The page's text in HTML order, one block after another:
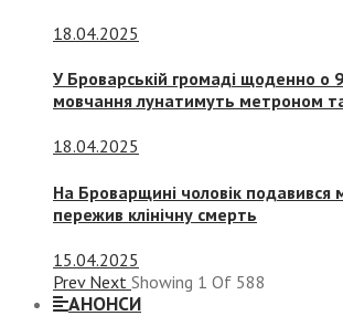
18.04.2025
У Броварській громаді щоденно о
мовчання лунатимуть метроном
18.04.2025
На Броварщині чоловік подавився
пережив клінічну смерть
15.04.2025
Prev Next Showing 1 Of 588
АНОНСИ